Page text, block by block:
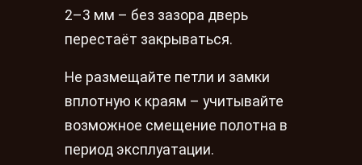
2–3 мм – без зазора дверь
перестаёт закрываться.
Не размещайте петли и замки
вплотную к краям – учитывайте
возможное смещение полотна в
период эксплуатации.